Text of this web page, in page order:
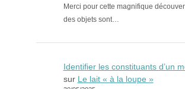
Merci pour cette magnifique
des objets sont…
Identifier les constituants d’un
sur Le lait « à la loupe »